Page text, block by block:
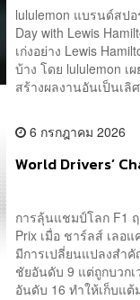
lululemon แบรนด์สป
Day with Lewis
เก่งอย่าง Lewis
บ้าง โดย lululemon เ
สร้างผลงานอันเป็นเลิ
6 กรกฎาคม 2026
World Drivers’
การลุ้นแชมป์โลก F1
Prix เมื่อ ชาร์ลส์ เลอ
มีการเปลี่ยนแปลงสำ
ชัยอันดับ 9 แต่ถูกบวก
อันดับ 16 ทำให้เก็บแ